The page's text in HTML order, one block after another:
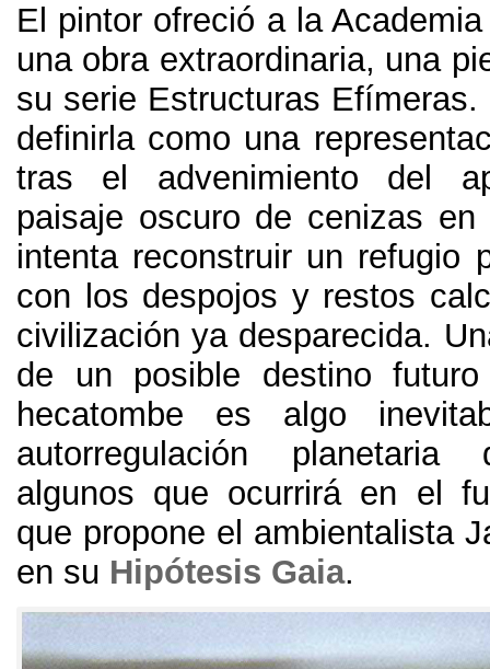
El pintor ofreció a la
una obra extraordinaria, una
su serie Estructuras
definirla como una
tras el advenimiento del
paisaje oscuro de cenizas
intenta reconstruir un refugio
con los despojos y restos
civilización ya desparecida.
de un posible destino
hecatombe es algo
autorregulación planetaria
algunos que ocurrirá en el
que propone el ambientalista
en su Hipótesis Gaia.